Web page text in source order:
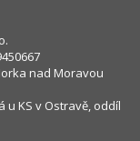
nad Moravou
u KS v Ostravě, oddíl